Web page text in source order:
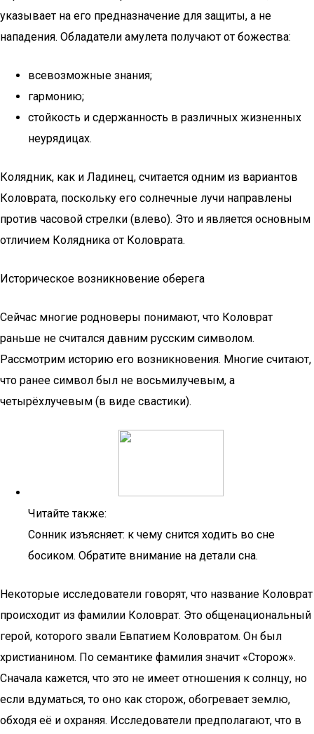
указывает на его предназначение для защиты, а не
нападения. Обладатели амулета получают от божества:
всевозможные знания;
гармонию;
стойкость и сдержанность в различных жизненных
неурядицах.
Колядник, как и Ладинец, считается одним из вариантов
Коловрата, поскольку его солнечные лучи направлены
против часовой стрелки (влево). Это и является основным
отличием Колядника от Коловрата.
Историческое возникновение оберега
Сейчас многие родноверы понимают, что Коловрат
раньше не считался давним русским символом.
Рассмотрим историю его возникновения. Многие считают,
что ранее символ был не восьмилучевым, а
четырёхлучевым (в виде свастики).
Читайте также:
Сонник изъясняет: к чему снится ходить во сне
босиком. Обратите внимание на детали сна.
Некоторые исследователи говорят, что название Коловрат
происходит из фамилии Коловрат. Это общенациональный
герой, которого звали Евпатием Коловратом. Он был
христианином. По семантике фамилия значит «Сторож».
Сначала кажется, что это не имеет отношения к солнцу, но
если вдуматься, то оно как сторож, обогревает землю,
обходя её и охраняя. Исследователи предполагают, что в